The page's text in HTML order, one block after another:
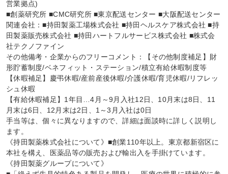
営業拠点)
■創薬研究所 ■CMC研究所 ■東京配送センター ■大阪配送センター
関連会社：■持田製薬工場株式会社 ■持田ヘルスケア株式会社 ■持
田製薬販売株式会社 ■持田ハートフルサービス株式会社 ■株式会
社テクノファイン
その他備考・企業からのフリーコメント：【その他制度補足】財
形貯蓄制度/ベネフィット・ステーション/積立有給休暇制度等
【休暇補足】慶弔休暇/産前産後休暇/介護休暇/育児休暇/リフレッ
シュ休暇
【有給休暇補足】1年目…4月～9月入社12日、10月末は8日、11
月末は6日、12月末は2日、1～3月入社は0日
手当等は、個々に異なりますので、詳細は面談時に詳しく説明し
ます。
《持田製薬株式会社について》■創業110年以上。東京都新宿区に
本社を構え、医薬品等の販売および輸出入を手掛けています。
《持田製薬グループについて》